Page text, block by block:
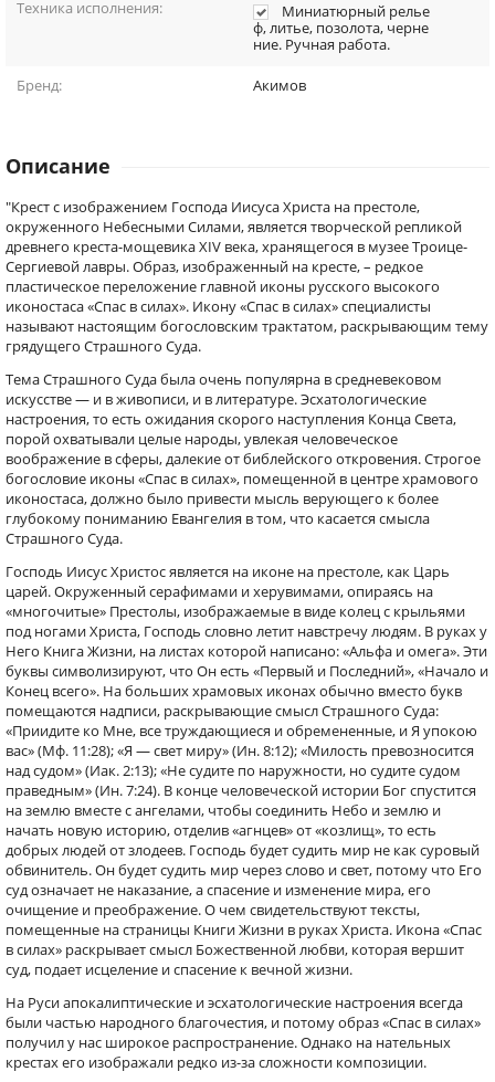
Техника исполнения:
Миниатюрный релье
ф, литье, позолота, черне
ние. Ручная работа.
Бренд: Акимов
Описание
"Крест с изображением Господа Иисуса Христа на престоле,
окруженного Небесными Силами, является творческой репликой
древнего креста-мощевика XIV века, хранящегося в музее Троице-
Сергиевой лавры. Образ, изображенный на кресте, – редкое
пластическое переложение главной иконы русского высокого
иконостаса «Спас в силах». Икону «Спас в силах» специалисты
называют настоящим богословским трактатом, раскрывающим тему
грядущего Страшного Суда.
Тема Страшного Суда была очень популярна в средневековом
искусстве — и в живописи, и в литературе. Эсхатологические
настроения, то есть ожидания скорого наступления Конца Света,
порой охватывали целые народы, увлекая человеческое
воображение в сферы, далекие от библейского откровения. Строгое
богословие иконы «Спас в силах», помещенной в центре храмового
иконостаса, должно было привести мысль верующего к более
глубокому пониманию Евангелия в том, что касается смысла
Страшного Суда.
Господь Иисус Христос является на иконе на престоле, как Царь
царей. Окруженный cерафимами и херувимами, опираясь на
«многочитые» Престолы, изображаемые в виде колец с крыльями
под ногами Христа, Господь словно летит навстречу людям. В руках у
Него Книга Жизни, на листах которой написано: «Альфа и омега». Эти
буквы символизируют, что Он есть «Первый и Последний», «Начало и
Конец всего». На больших храмовых иконах обычно вместо букв
помещаются надписи, раскрывающие смысл Страшного Суда:
«Приидите ко Мне, все труждающиеся и обремененные, и Я упокою
вас» (Мф. 11:28); «Я — свет миру» (Ин. 8:12); «Милость превозносится
над судом» (Иак. 2:13); «Не судите по наружности, но судите судом
праведным» (Ин. 7:24). В конце человеческой истории Бог спустится
на землю вместе с ангелами, чтобы соединить Небо и землю и
начать новую историю, отделив «агнцев» от «козлищ», то есть
добрых людей от злодеев. Господь будет судить мир не как суровый
обвинитель. Он будет судить мир через слово и свет, потому что Его
суд означает не наказание, а спасение и изменение мира, его
очищение и преображение. О чем свидетельствуют тексты,
помещенные на страницы Книги Жизни в руках Христа. Икона «Спас
в силах» раскрывает смысл Божественной любви, которая вершит
суд, подает исцеление и спасение к вечной жизни.
На Руси апокалиптические и эсхатологические настроения всегда
были частью народного благочестия, и потому образ «Спас в силах»
получил у нас широкое распространение. Однако на нательных
крестах его изображали редко из-за сложности композиции.